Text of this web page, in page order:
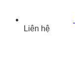
Liên hệ